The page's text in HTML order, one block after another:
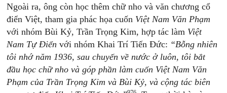
Ngoài ra, ông còn học thêm chữ nho và văn chương cổ
điển Việt, tham gia phác họa cuốn Việt Nam Văn Phạm
với nhóm Bùi Kỷ, Trần Trọng Kim, hợp tác làm Việt
Nam Tự Điển với nhóm Khai Trí Tiến Đức: “Bỗng nhiên
tôi nhớ năm 1936, sau chuyến về nước ở luôn, tôi bắt
đầu học chữ nho và góp phần làm cuốn Việt Nam Văn
Phạm của Trần Trọng Kim và Bùi Kỷ, và cộng tác biên